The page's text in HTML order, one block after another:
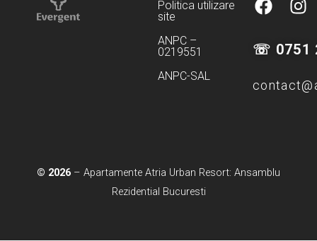
Politica utilizare
site
ANPC –
0219551
ANPC-SAL
a
c
e
o
s
t
g
☏ 0751
© 2026 – Apartamente Atria Urban Resort: Ansamblu
Rezidential Bucuresti